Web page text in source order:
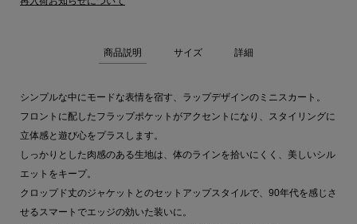
商品説明 サイズ 詳細
シンプルな中にモードな表情を宿す、ラップデザインのミニスカート。
フロントに配したフラップポケットがアクセントになり、スタイリングに
立体感と遊び心をプラスします。
しっかりとした肉感のある生地は、体のラインを拾いにくく、美しいシル
エットをキープ。
クロップド丈のジャケットとのセットアップスタイルで、90年代を感じさ
せるスマートでエッジの効いた装いに。